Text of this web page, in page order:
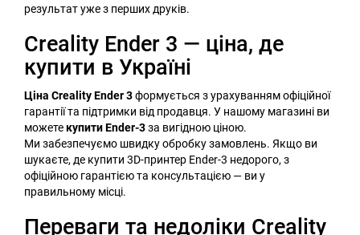
результат уже з перших друків.
Creality Ender 3 — ціна, де
купити в Україні
Ціна Creality Ender 3формується з урахуванням офіційної
гарантії та підтримки від продавця. У нашому магазині ви
можетекупити Ender-3за вигідною ціною.
Ми забезпечуємо швидку обробку замовлень. Якщо ви
шукаєте, де купити 3D-принтер Ender-3 недорого, з
офіційною гарантією та консультацією — ви у
правильному місці.
Переваги та недоліки Creality